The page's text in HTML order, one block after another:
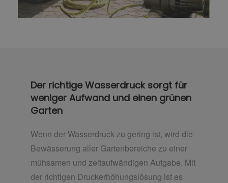
Der richtige Wasserdruck sorgt für
weniger Aufwand und einen grünen
Garten
Wenn der Wasserdruck zu gering ist, wird die
Bewässerung aller Gartenbereiche zu einer
mühsamen und zeitaufwändigen Aufgabe. Mit
der richtigen Druckerhöhungslösung ist es